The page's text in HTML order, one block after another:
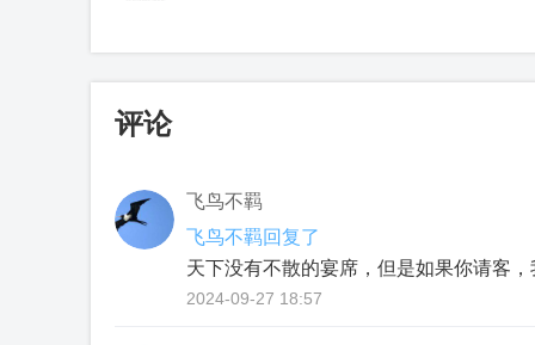
评论
飞鸟不羁
飞鸟不羁回复了
天下没有不散的宴席，但是如果你请客，
2024-09-27 18:57